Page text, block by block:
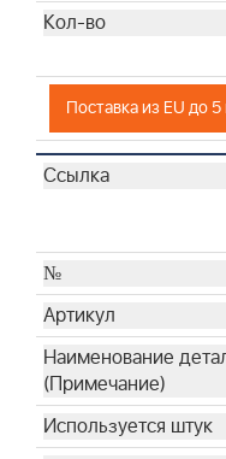
Поставка из EU до